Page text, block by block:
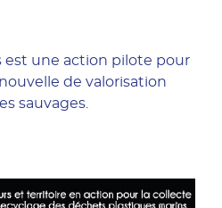
est une action pilote pour
de valori­sation
sauvages.